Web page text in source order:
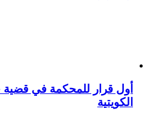
أول قرار للمحكمة في قضية
الكويتية